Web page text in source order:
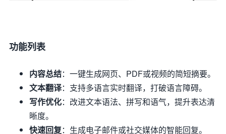
功能列表
内容总结：一键生成网页、PDF或视频的简短摘要。
文本翻译：支持多语言实时翻译，打破语言障碍。
写作优化：改进文本语法、拼写和语气，提升表达清
晰度。
快速回复：生成电子邮件或社交媒体的智能回复。